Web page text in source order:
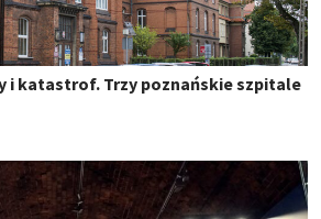
i katastrof. Trzy poznańskie szpitale